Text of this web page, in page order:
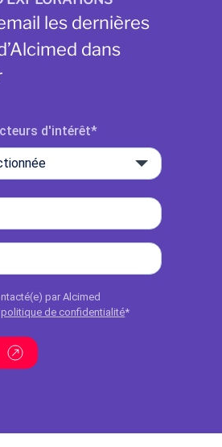
les dernières
dans
d'intérêt
par Alcimed
politique de confidentialité*